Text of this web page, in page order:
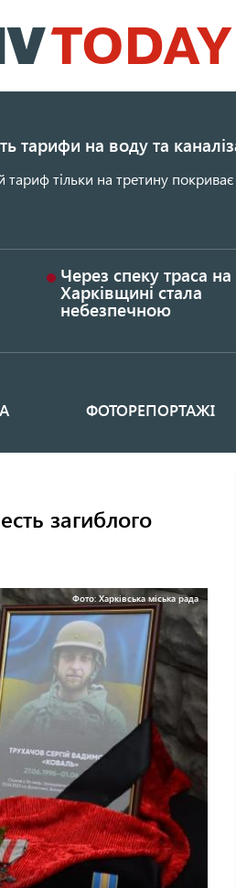
до
основного
тарифи на воду та
тільки на третину покриває
Через спеку траса на
Харківщині стала
небезпечною
ФОТОРЕПОРТАЖІ
загиблого
Фото: Харківська міська рада